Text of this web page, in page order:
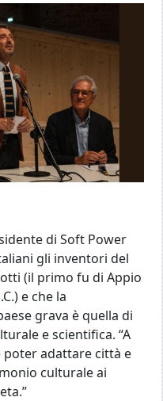
di Soft Power
gli inventori del
(il primo fu di Appio
e che la
grava è quella di
e scientifica. “A
adattare città e
culturale ai